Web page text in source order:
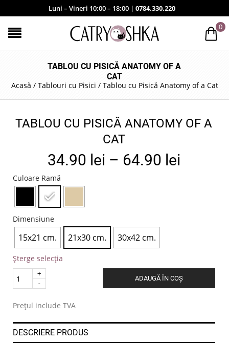
Luni – Vineri 10:00 – 18:00 | 0784.330.220
0
TABLOU CU PISICĂ ANATOMY OF A
CAT
Acasă / Tablouri cu Pisici / Tablou cu Pisică Anatomy of a Cat
TABLOU CU PISICĂ ANATOMY OF A
CAT
34.90 lei – 64.90 lei
Culoare Ramă
Dimensiune
15x21 cm. 21x30 cm. 30x42 cm.
Șterge selecția
Quantity
ADAUGĂ ÎN COȘ
Prețul include TVA
DESCRIERE PRODUS